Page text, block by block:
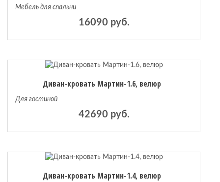
Мебель для спальни
16090 руб.
Диван-кровать Мартин-1.6, велюр
Для гостиной
42690 руб.
Диван-кровать Мартин-1.4, велюр